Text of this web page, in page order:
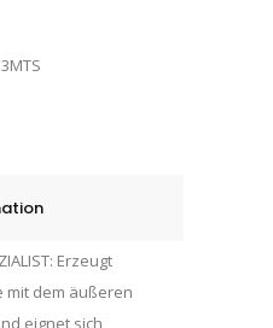
3MTS
Erzeugt
mit dem äußeren
eignet sich